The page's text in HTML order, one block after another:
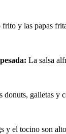
y las papas
La salsa
donuts, galletas y
y el tocino son